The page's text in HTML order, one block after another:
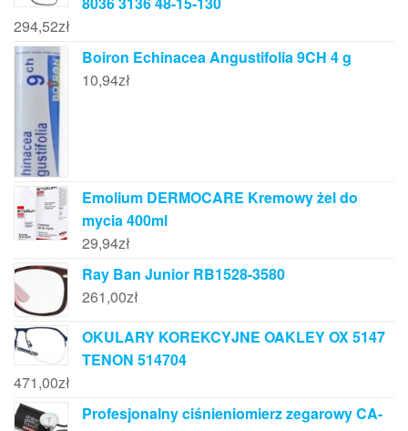
294,52zł
Boiron Echinacea Angustifolia 9CH 4 g
10,94zł
Emolium DERMOCARE Kremowy żel do
mycia 400ml
29,94zł
Ray Ban Junior RB1528-3580
261,00zł
OKULARY KOREKCYJNE OAKLEY OX 5147
TENON 514704
471,00zł
Profesjonalny ciśnieniomierz zegarowy CA-